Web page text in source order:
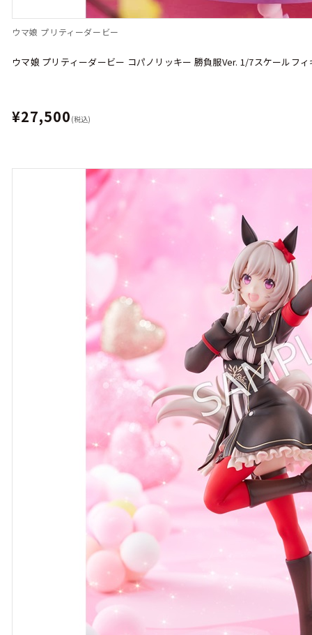
ウマ娘 プリティーダービー
ウマ娘 プリティーダービー コパノリッキー 勝負服Ver. 1/7スケールフ
¥27,500 (税込)